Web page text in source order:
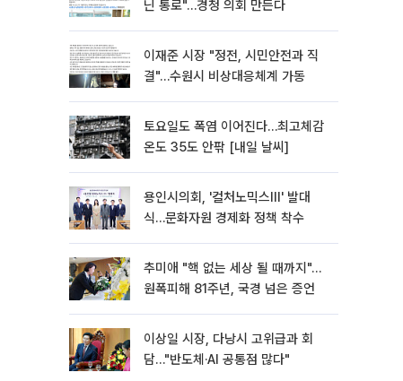
닌 통로"…경청 의회 만든다
이재준 시장 "정전, 시민안전과 직
결"…수원시 비상대응체계 가동
토요일도 폭염 이어진다…최고체감
온도 35도 안팎 [내일 날씨]
용인시의회, '컬처노믹스Ⅲ' 발대
식…문화자원 경제화 정책 착수
추미애 "핵 없는 세상 될 때까지"…
원폭피해 81주년, 국경 넘은 증언
이상일 시장, 다낭시 고위급과 회
담…"반도체·AI 공통점 많다"